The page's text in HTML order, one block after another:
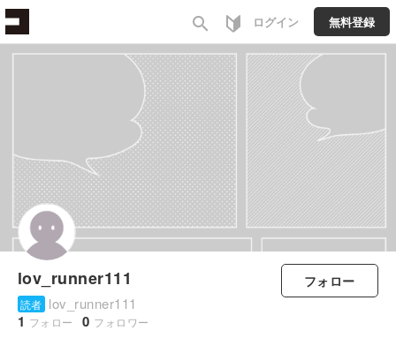
search ログイン 無料登録
lov_runner111
読者 lov_runner111
1 フォロー 0 フォロワー
フォロー